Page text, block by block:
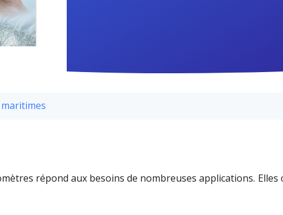
répond aux besoins de nombreuses applications.